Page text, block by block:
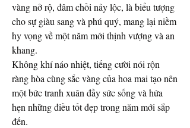
vàng nở rộ, đâm chồi nảy lộc, là biểu tượng
cho sự giàu sang và phú quý, mang lại niềm
hy vọng về một năm mới thịnh vượng và an
khang.
Không khí náo nhiệt, tiếng cười nói rộn
ràng hòa cùng sắc vàng của hoa mai tạo nên
một bức tranh xuân đầy sức sống và hứa
hẹn những điều tốt đẹp trong năm mới sắp
đến.